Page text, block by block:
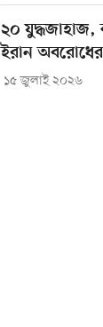
২০
ইরান অবরোধের
১৫ জুলাই ২০২৬